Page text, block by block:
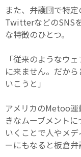
また、弁護団で特
TwitterなどのSNS
な特徴のひとつ。
「従来のようなウ
に来ません。だか
いこうと」
アメリカのMetoo
きなムーブメント
いくことで人やメ
ーにもなると板倉弁